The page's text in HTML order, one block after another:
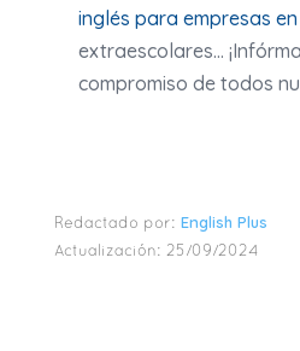
inglés para empresas
extraescolares…
compromiso de todos
Redactado por: English Plus
Actualización: 25/09/2024